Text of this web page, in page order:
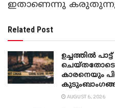
ഇതാണെന്നു
Related Post
ഉച്ചത്തില്‍
ചെയ്തതോടെ
കാരനെയും
AUGUST 6, 2026